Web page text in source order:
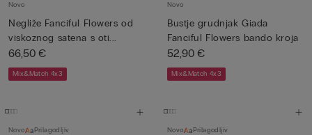
Novo
Negliže Fanciful Flowers od
viskoznog satena s oti...
66,50 €
Mix&Match 4x3
Novo
Bustje grudnjak Giada
Fanciful Flowers bando kroja
52,90 €
Mix&Match 4x3
Novo Prilagodljiv Novo Prilagodljiv